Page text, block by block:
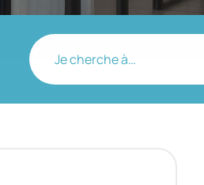
Je cherche à…